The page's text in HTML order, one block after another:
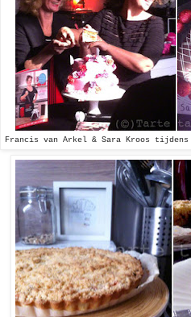
Francis van Arkel & Sara Kroos